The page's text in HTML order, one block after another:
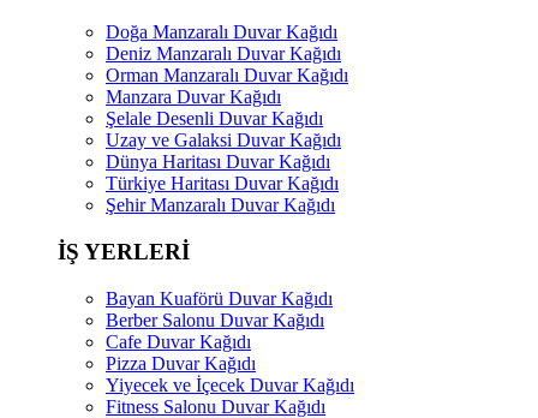
Doğa Manzaralı Duvar Kağıdı
Deniz Manzaralı Duvar Kağıdı
Orman Manzaralı Duvar Kağıdı
Manzara Duvar Kağıdı
Şelale Desenli Duvar Kağıdı
Uzay ve Galaksi Duvar Kağıdı
Dünya Haritası Duvar Kağıdı
Türkiye Haritası Duvar Kağıdı
Şehir Manzaralı Duvar Kağıdı
İŞ YERLERİ
Bayan Kuaförü Duvar Kağıdı
Berber Salonu Duvar Kağıdı
Cafe Duvar Kağıdı
Pizza Duvar Kağıdı
Yiyecek ve İçecek Duvar Kağıdı
Fitness Salonu Duvar Kağıdı